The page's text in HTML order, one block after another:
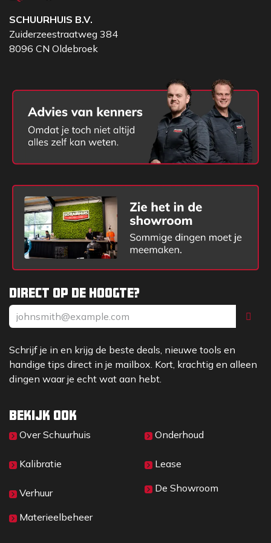
Direct op de hoogte?
Schrijf je in en krijg de beste deals, nieuwe tools en
handige tips direct in je mailbox. Kort, krachtig en alleen
dingen waar je echt wat aan hebt.
Bekijk ook
Over Sc​huurhuis
Kalibratie
Verhuur
Materieelbeheer
Onderhoud
Lease
De Showroom
SCHUURHUIS B.V.
Zuiderzeestraatweg 384
8096 CN Oldebroek